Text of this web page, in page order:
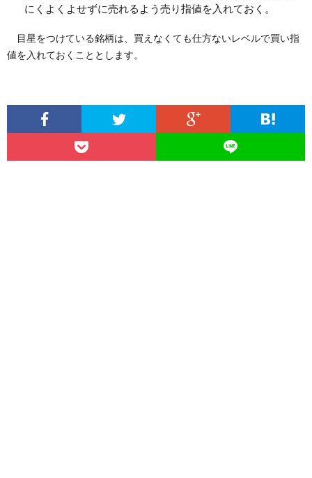
にくよくよせずに売れるよう売り指値を入れておく。
目星をつけている銘柄は、買えなくても仕方ないレベルで買い指
値を入れておくこととします。